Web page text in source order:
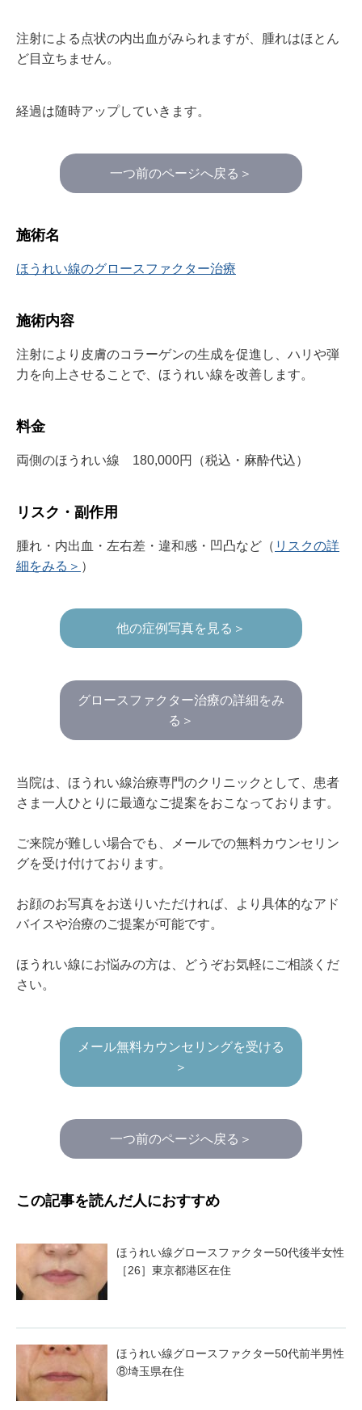
注射による点状の内出血がみられますが、腫れはほとん
ど目立ちません。
経過は随時アップしていきます。
一つ前のページへ戻る＞
施術名
ほうれい線のグロースファクター治療
施術内容
注射により皮膚のコラーゲンの生成を促進し、ハリや弾
力を向上させることで、ほうれい線を改善します。
料金
両側のほうれい線 180,000円（税込・麻酔代込）
リスク・副作用
腫れ・内出血・左右差・違和感・凹凸など（ リスクの詳
細をみる＞ ）
他の症例写真を見る＞
グロースファクター治療の詳細をみ
る＞
当院は、ほうれい線治療専門のクリニックとして、患者
さま一人ひとりに最適なご提案をおこなっております。
ご来院が難しい場合でも、メールでの無料カウンセリン
グを受け付けております。
お顔のお写真をお送りいただければ、より具体的なアド
バイスや治療のご提案が可能です。
ほうれい線にお悩みの方は、どうぞお気軽にご相談くだ
さい。
メール無料カウンセリングを受ける
＞
一つ前のページへ戻る＞
この記事を読んだ人におすすめ
ほうれい線グロースファクター50代後半女性
［26］東京都港区在住
ほうれい線グロースファクター50代前半男性
⑧埼玉県在住